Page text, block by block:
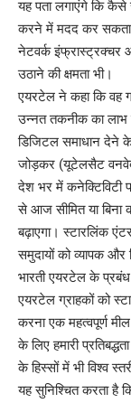
यह पता लगाएंगे कि कैसे
करने में मदद कर सकता
नेटवर्क इंफ्रास्ट्रक्चर
उठाने की क्षमता भी।
एयरटेल ने कहा कि वह
उन्नत तकनीक का लाभ
डिजिटल समाधान देने
जोड़कर (यूटेलसैट
देश भर में कनेक्टिविटी
से आज सीमित या बिना
बढ़ाएगा। स्टारलिंक
समुदायों को व्यापक और
भारती एयरटेल के
एयरटेल ग्राहकों को
करना एक महत्वपूर्ण
के लिए हमारी
के हिस्सों में भी विश्व
यह सुनिश्चित करता है